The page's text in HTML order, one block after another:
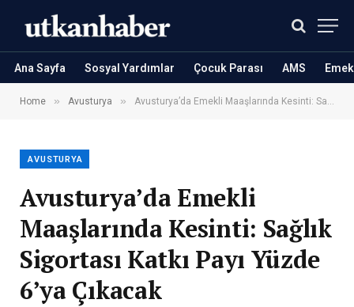
Ana Sayfa Sosyal Yardımlar Çocuk Parası AMS
Home » Avusturya » Avusturya’da Emekli Maaşlarında Kesinti: Sağlık Sigortası Katkı Payı Yüzde 6’ya Çıkacak
AVUSTURYA
Avusturya’da Emekli
Maaşlarında Kesinti: Sağlık
Sigortası Katkı Payı Yüzde
6’ya Çıkacak